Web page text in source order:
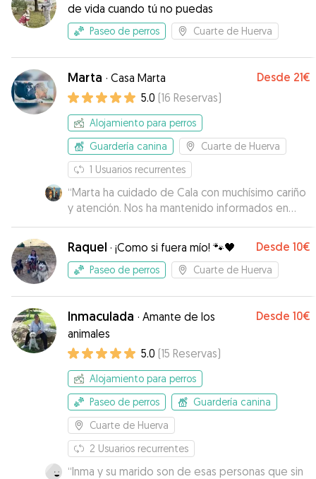
de vida cuando tú no puedas
Paseo de perros Cuarte de Huerva
Marta · Casa Marta Desde 21€
5.0 (16 Reservas)
Alojamiento para perros
Guardería canina
Cuarte de Huerva
1 Usuarios recurrentes
“Marta ha cuidado de Cala con muchísimo cariño
y atención. Nos ha mantenido informados en
todo momento con fotos y vídeos, lo que nos
dio mucha tranquilidad. Ha sido súper amable y
cercana. Cala ha salido feliz y contenta de su
estancia con ella, ¡y eso lo dice todo! Sin duda, si
con Marta y la recomendaremos sin pensarlo.”
Raquel · ¡Como si fuera mío! 🐾🖤 Desde 10€
Paseo de perros Cuarte de Huerva
Inmaculada · Amante de los
animales
Desde 10€
5.0 (15 Reservas)
Alojamiento para perros
Paseo de perros
Guardería canina
Cuarte de Huerva
2 Usuarios recurrentes
“Inma y su marido son de esas personas que sin